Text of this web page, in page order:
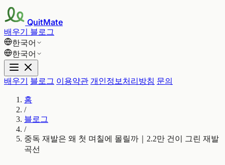
QuitMate
배우기 블로그
한국어
한국어
배우기 블로그 이용약관 개인정보처리방침 문의
홈
/
블로그
/
중독 재발은 왜 첫 며칠에 몰릴까｜2.2만 건이 그린 재발
곡선